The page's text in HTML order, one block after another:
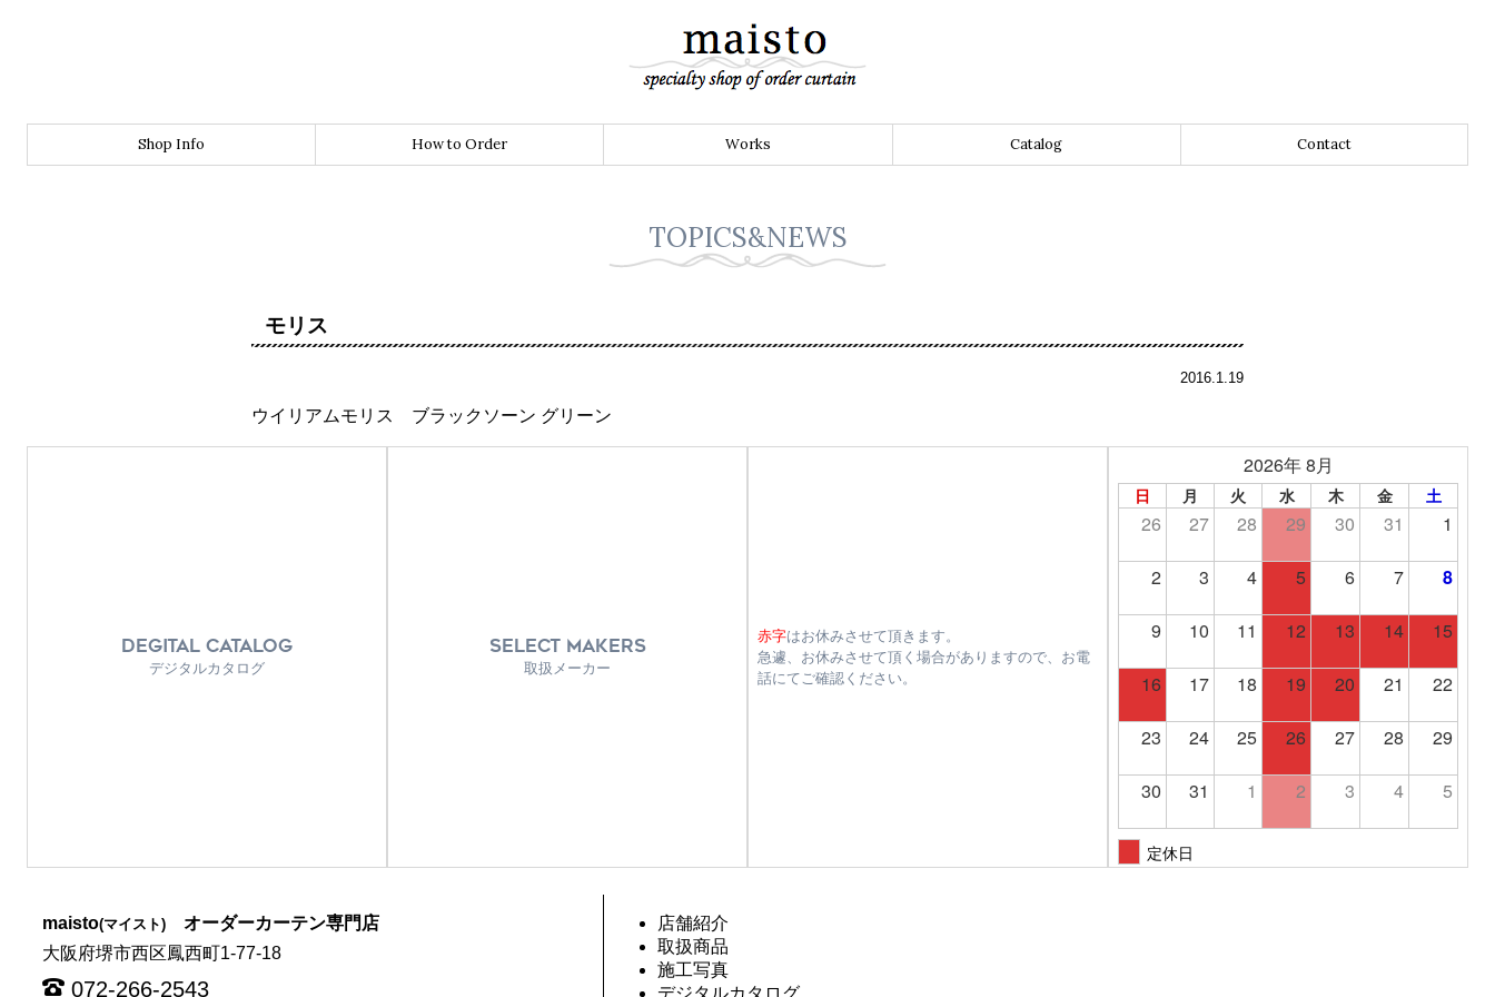
Shop Info How to Order Works Catalog Contact
TOPICS&NEWS
モリス
2016.1.19
ウイリアムモリス ブラックソーン グリーン
DEGITAL CATALOG
デジタルカタログ
SELECT MAKERS
取扱メーカー
赤字はお休みさせて頂きます。
急遽、お休みさせて頂く場合がありますので、お電
話にてご確認ください。
2026年 8月
日 月 火 水 木 金 土
26 27 28 29 30 31 1
2 3 4 5 6 7 8
9 10 11 12 13 14 15
16 17 18 19 20 21 22
23 24 25 26 27 28 29
30 31 1 2 3 4 5
定休日
maisto(マイスト) オーダーカーテン専門店
大阪府堺市西区鳳西町1-77-18
072-266-2543
店舗紹介
取扱商品
施工写真